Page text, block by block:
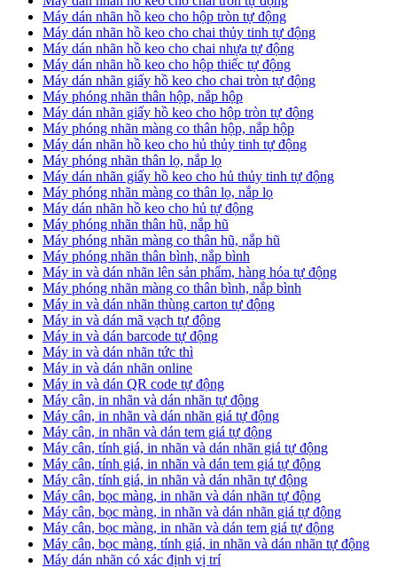
Máy dán nhãn hồ keo cho hộp tròn tự động
Máy dán nhãn hồ keo cho chai thủy tinh tự động
Máy dán nhãn hồ keo cho chai nhựa tự động
Máy dán nhãn hồ keo cho hộp thiếc tự động
Máy dán nhãn giấy hồ keo cho chai tròn tự động
Máy phóng nhãn thân hộp, nắp hộp
Máy dán nhãn giấy hồ keo cho hộp tròn tự động
Máy phóng nhãn màng co thân hộp, nắp hộp
Máy dán nhãn hồ keo cho hủ thủy tinh tự động
Máy phóng nhãn thân lọ, nắp lọ
Máy dán nhãn giấy hồ keo cho hủ thủy tinh tự động
Máy phóng nhãn màng co thân lọ, nắp lọ
Máy dán nhãn hồ keo cho hủ tự động
Máy phóng nhãn thân hũ, nắp hũ
Máy phóng nhãn màng co thân hũ, nắp hũ
Máy phóng nhãn thân bình, nắp bình
Máy in và dán nhãn lên sản phẩm, hàng hóa tự động
Máy phóng nhãn màng co thân bình, nắp bình
Máy in và dán nhãn thùng carton tự động
Máy in và dán mã vạch tự động
Máy in và dán barcode tự động
Máy in và dán nhãn tức thì
Máy in và dán nhãn online
Máy in và dán QR code tự động
Máy cân, in nhãn và dán nhãn tự động
Máy cân, in nhãn và dán nhãn giá tự động
Máy cân, in nhãn và dán tem giá tự động
Máy cân, tính giá, in nhãn và dán nhãn giá tự động
Máy cân, tính giá, in nhãn và dán tem giá tự động
Máy cân, tính giá, in nhãn và dán nhãn tự động
Máy cân, bọc màng, in nhãn và dán nhãn tự động
Máy cân, bọc màng, in nhãn và dán nhãn giá tự động
Máy cân, bọc màng, in nhãn và dán tem giá tự động
Máy cân, bọc màng, tính giá, in nhãn và dán nhãn tự động
Máy dán nhãn có xác định vị trí